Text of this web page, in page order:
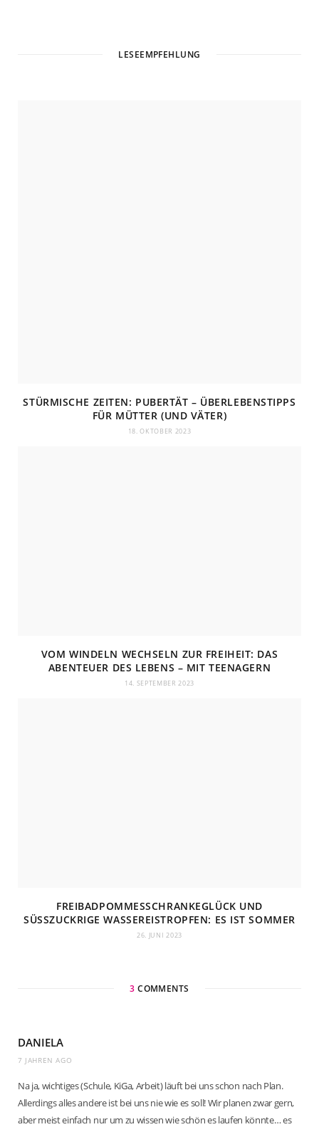
b
LESEEMPFEHLUNG
STÜRMISCHE ZEITEN: PUBERTÄT – ÜBERLEBENSTIPPS
FÜR MÜTTER (UND VÄTER)
18. OKTOBER 2023
VOM WINDELN WECHSELN ZUR FREIHEIT: DAS
ABENTEUER DES LEBENS – MIT TEENAGERN
14. SEPTEMBER 2023
FREIBADPOMMESSCHRANKEGLÜCK UND
SÜSSZUCKRIGE WASSEREISTROPFEN: ES IST SOMMER
26. JUNI 2023
3 COMMENTS
DANIELA
7 JAHREN AGO
Na ja, wichtiges (Schule, KiGa, Arbeit) läuft bei uns schon nach Plan.
Allerdings alles andere ist bei uns nie wie es soll! Wir planen zwar gern,
aber meist einfach nur um zu wissen wie schön es laufen könnte… es